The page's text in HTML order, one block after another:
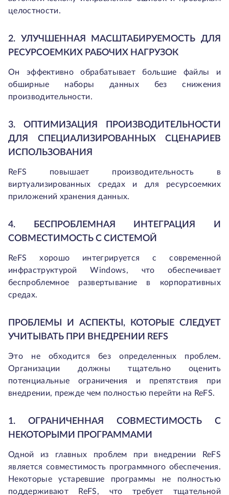
целостности.
2. УЛУЧШЕННАЯ МАСШТАБИРУЕМОСТЬ ДЛЯ
РЕСУРСОЕМКИХ РАБОЧИХ НАГРУЗОК
Он эффективно обрабатывает большие файлы и
обширные наборы данных без снижения
производительности.
3. ОПТИМИЗАЦИЯ ПРОИЗВОДИТЕЛЬНОСТИ
ДЛЯ СПЕЦИАЛИЗИРОВАННЫХ СЦЕНАРИЕВ
ИСПОЛЬЗОВАНИЯ
ReFS повышает производительность в
виртуализированных средах и для ресурсоемких
приложений хранения данных.
4. БЕСПРОБЛЕМНАЯ ИНТЕГРАЦИЯ И
СОВМЕСТИМОСТЬ С СИСТЕМОЙ
ReFS хорошо интегрируется с современной
инфраструктурой Windows, что обеспечивает
беспроблемное развертывание в корпоративных
средах.
ПРОБЛЕМЫ И АСПЕКТЫ, КОТОРЫЕ СЛЕДУЕТ
УЧИТЫВАТЬ ПРИ ВНЕДРЕНИИ REFS
Это не обходится без определенных проблем.
Организации должны тщательно оценить
потенциальные ограничения и препятствия при
внедрении, прежде чем полностью перейти на ReFS.
1. ОГРАНИЧЕННАЯ СОВМЕСТИМОСТЬ С
НЕКОТОРЫМИ ПРОГРАММАМИ
Одной из главных проблем при внедрении ReFS
является совместимость программного обеспечения.
Некоторые устаревшие программы не полностью
поддерживают ReFS, что требует тщательной